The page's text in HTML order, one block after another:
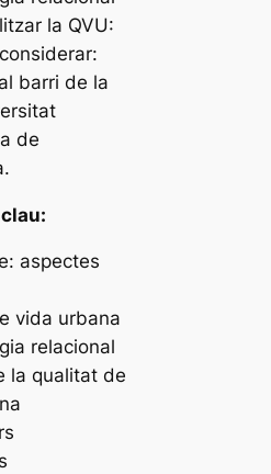
la QVU:
barri de la
de
aspectes
vida urbana
relacional
la qualitat de